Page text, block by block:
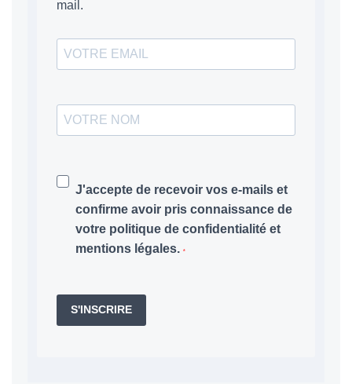
mail.
J'accepte de recevoir vos e-mails et
confirme avoir pris connaissance de
votre politique de confidentialité et
mentions légales.
S'INSCRIRE